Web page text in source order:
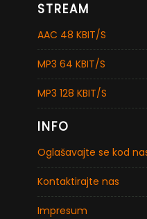
STREAM
AAC 48 KBIT/S
MP3 64 KBIT/S
MP3 128 KBIT/S
INFO
Oglašavajte se kod
Kontaktirajte nas
Impresum